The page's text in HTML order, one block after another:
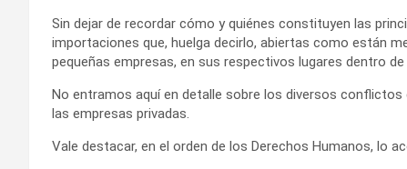
Sin dejar de recordar cómo y quiénes constituyen las
importaciones que, huelga decirlo, abiertas como están
pequeñas empresas, en sus respectivos lugares dentro
No entramos aquí en detalle sobre los diversos
las empresas privadas.
Vale destacar, en el orden de los Derechos Humanos, lo